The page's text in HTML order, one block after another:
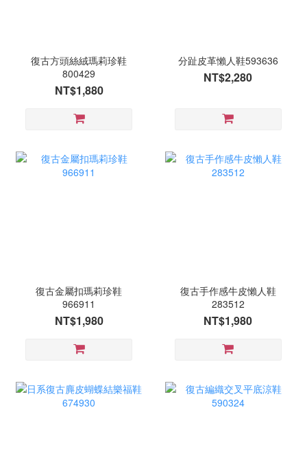
復古方頭絲絨瑪莉珍鞋
800429
NT$1,880
分趾皮革懶人鞋593636
NT$2,280
復古金屬扣瑪莉珍鞋
966911
NT$1,980
復古手作感牛皮懶人鞋
283512
NT$1,980